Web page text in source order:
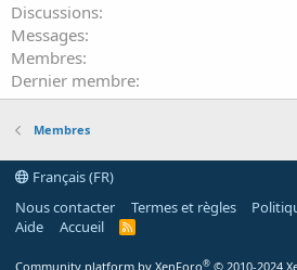
Discussions
Messages
Membres
Dernier membre
Membres
Français (FR)
Nous contacter
Termes et règles
Aide
Accueil
R
Community platform by XenForo® © 2010-2024